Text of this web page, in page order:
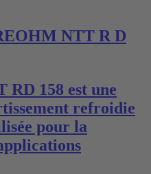
NTT R D
RD 158 est une
refroidie
pour la